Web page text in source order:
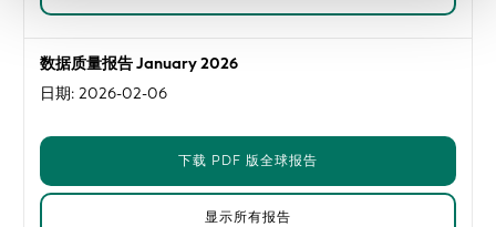
数据质量报告 January 2026
日期: 2026-02-06
下载 PDF 版全球报告
显示所有报告